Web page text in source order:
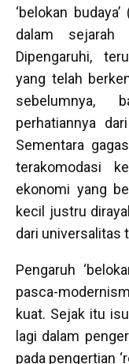
‘belokan budaya’
dalam sejarah
Dipengaruhi,
yang telah
sebelumnya,
perhatiannya
Sementara
terakomodasi
ekonomi yang
kecil justru
dari universalitas
Pengaruh
pasca-
kuat. Sejak itu
lagi dalam
pada pengertian